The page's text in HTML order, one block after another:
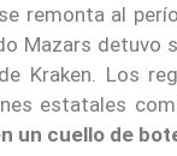
remonta al
Mazars
Kraken. Los
estatales
un cuello de